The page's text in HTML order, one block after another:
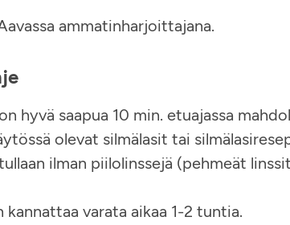
ammatinharjoittajana.
hyvä saapua 10 min. etuajassa
olevat silmälasit tai
ilman piilolinssejä (pehmeät
varata aikaa 1-2 tuntia.